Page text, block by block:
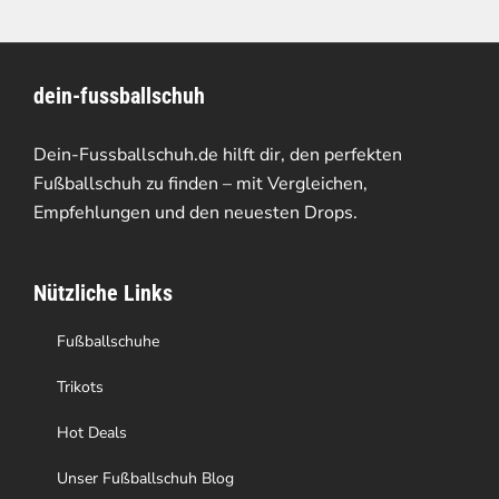
dein-fussballschuh
Dein-Fussballschuh.de hilft dir, den perfekten
Fußballschuh zu finden – mit Vergleichen,
Empfehlungen und den neuesten Drops.
Nützliche Links
Fußballschuhe
Trikots
Hot Deals
Unser Fußballschuh Blog